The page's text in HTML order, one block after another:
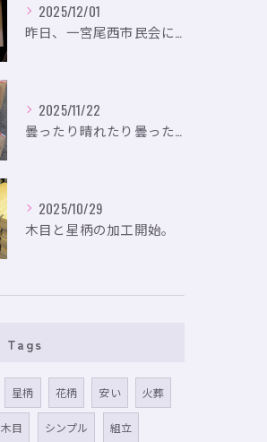
2025/12/01
昨日、一宮尾西市民会にて、のいり主催のイベントにお出かけして...
2025/11/22
曇ったり晴れたり曇ったり。
2025/10/29
木目と星柄の加工開始。
Tags
星柄 花柄 安い 火葬
木目 シンプル 組立